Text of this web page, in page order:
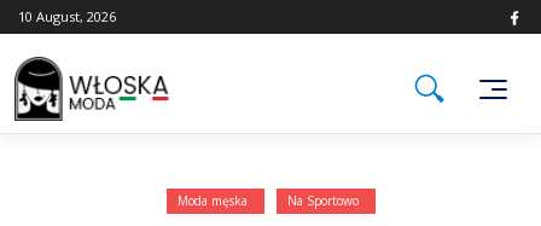
Skip
to
content
10 August, 2026
Moda męska Na Sportowo